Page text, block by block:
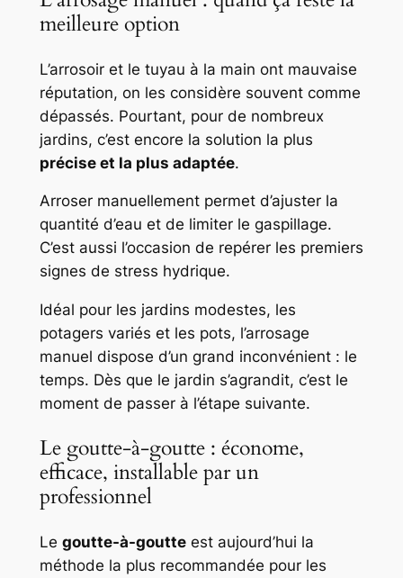
meilleure option
L’arrosoir et le tuyau à la main ont mauvaise
réputation, on les considère souvent comme
dépassés. Pourtant, pour de nombreux
jardins, c’est encore la solution la plus
précise et la plus adaptée.
Arroser manuellement permet d’ajuster la
quantité d’eau et de limiter le gaspillage.
C’est aussi l’occasion de repérer les premiers
signes de stress hydrique.
Idéal pour les jardins modestes, les
potagers variés et les pots, l’arrosage
manuel dispose d’un grand inconvénient : le
temps. Dès que le jardin s’agrandit, c’est le
moment de passer à l’étape suivante.
Le goutte-à-goutte : économe,
efficace, installable par un
professionnel
Le goutte-à-goutteest aujourd’hui la
méthode la plus recommandée pour les